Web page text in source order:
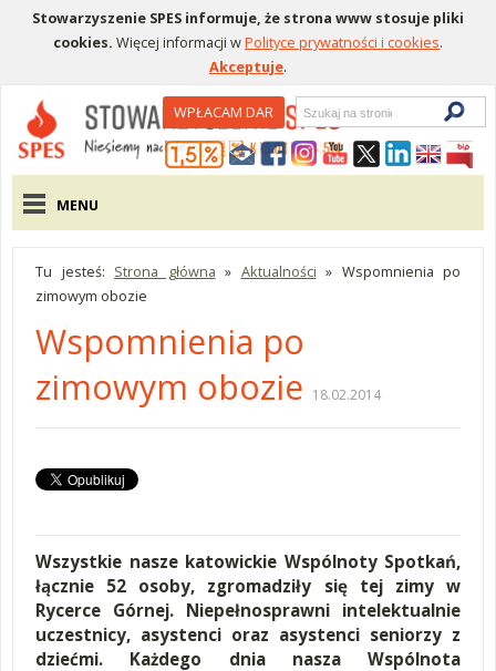
Stowarzyszenie SPES informuje, że strona www stosuje pliki
cookies. Więcej informacji wPolityce prywatności i cookies.
Akceptuje.
Menu pomocniczeWPŁACAM DAR
Wyszukiwarka
Menu główne
MENU
Tu jesteś: Strona główna » Aktualności » Wspomnienia po
zimowym obozie
Wspomnienia po
zimowym obozie 18.02.2014
Wszystkie nasze katowickie Wspólnoty Spotkań,
łącznie 52 osoby, zgromadziły się tej zimy w
Rycerce Górnej. Niepełnosprawni intelektualnie
uczestnicy, asystenci oraz asystenci seniorzy z
dziećmi. Każdego dnia nasza Wspólnota